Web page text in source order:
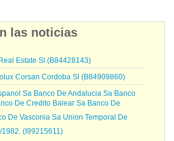
las noticias
Estate Sl (B84428143)
Corsan Cordoba Sl (B84909860)
Sa Banco De Andalucia Sa Banco
De Credito Balear Sa Banco De
De Vasconia Sa Union Temporal De
(I99215611)